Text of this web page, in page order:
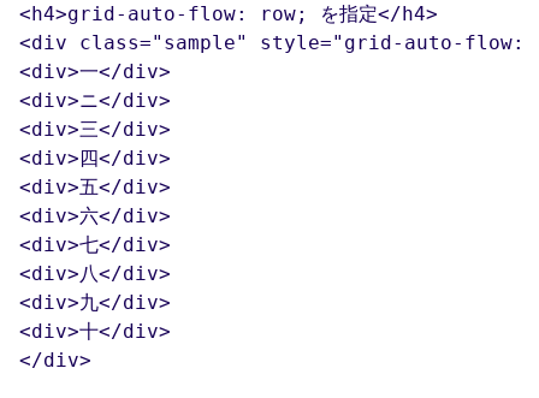
<h4>grid-auto-flow: row; を指定</h4>
<div class="sample" style="grid-auto-flow:
<div>一</div>
<div>ニ</div>
<div>三</div>
<div>四</div>
<div>五</div>
<div>六</div>
<div>七</div>
<div>八</div>
<div>九</div>
<div>十</div>
</div>